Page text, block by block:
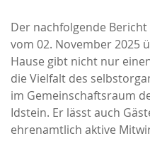
Der nachfolgende
vom 02. November 2025
Hause gibt nicht nur
die Vielfalt des
im Gemeinschaftsraum
Idstein. Er lässt auch
ehrenamtlich aktive